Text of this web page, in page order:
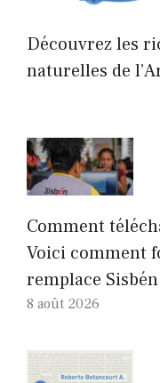
Découvrez les
naturelles de
Comment
Voici comment
remplace Sisbén
8 août 2026